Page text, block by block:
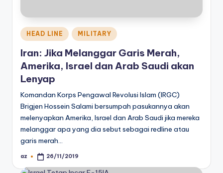
Posted
in
HEAD LINE MILITARY
Iran: Jika Melanggar Garis Merah,
Amerika, Israel dan Arab Saudi akan
Lenyap
Komandan Korps Pengawal Revolusi Islam (IRGC)
Brigjen Hossein Salami bersumpah pasukannya akan
melenyapkan Amerika, Israel dan Arab Saudi jika mereka
melanggar apa yang dia sebut sebagai redline atau
garis merah…
Posted
az 26/11/2019